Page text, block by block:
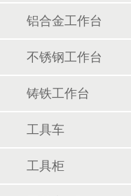
铝合金工作台
不锈钢工作台
铸铁工作台
工具车
工具柜